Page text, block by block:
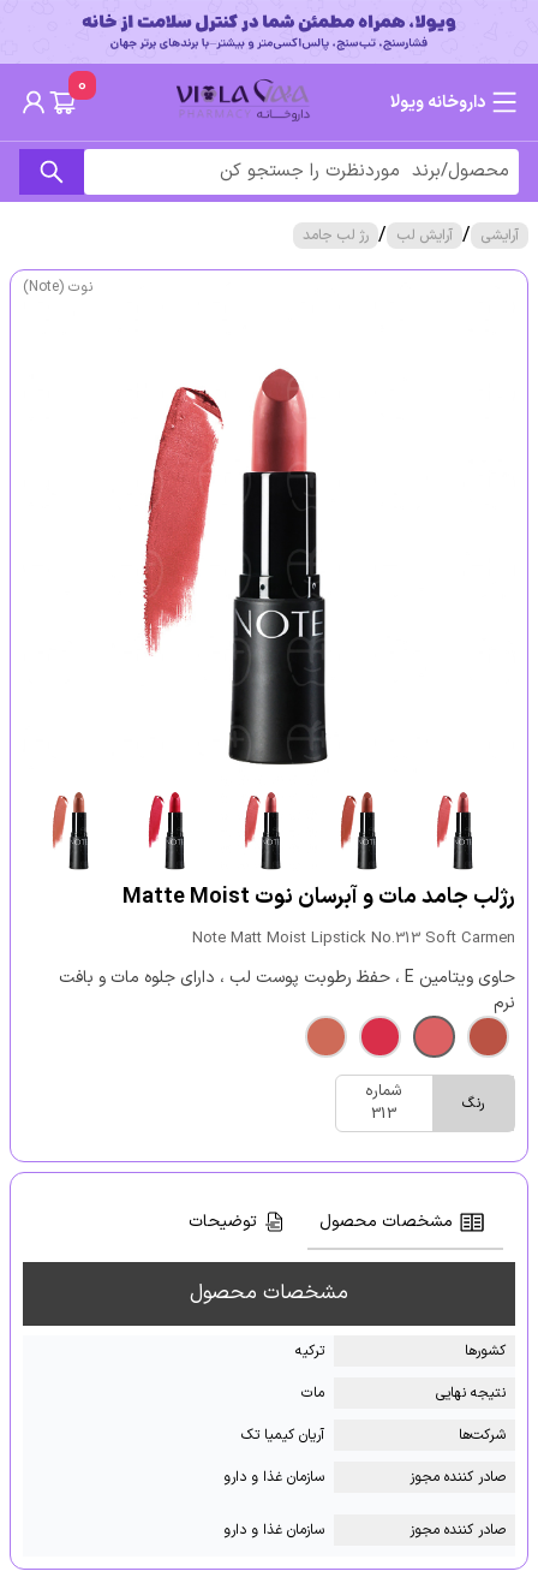
داروخانه ویولا
0
آرایشی / آرایش لب / رژ لب جامد
نوت (Note)
رژلب جامد مات و آبرسان نوت Matte Moist
Note Matt Moist Lipstick No.313 Soft Carmen
حاوی ویتامین E ، حفظ رطوبت پوست لب ، دارای جلوه مات و بافت
نرم
رنگ
شماره
313
مشخصات محصول توضیحات
مشخصات محصول
کشور‌ها
ترکیه
نتیجه نهایی
مات
شرکت‌ها
آریان کیمیا تک
صادر کننده مجوز
سازمان غذا و دارو
صادر کننده مجوز سازمان غذا و دارو